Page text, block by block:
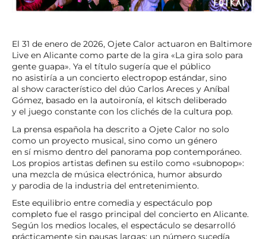
El 31 de enero de 2026, Ojete Calor actuaron en Baltimore
Live en Alicante como parte de la gira «La gira solo para
gente guapa». Ya el título sugería que el público
no asistiría a un concierto electropop estándar, sino
al show característico del dúo Carlos Areces y Aníbal
Gómez, basado en la autoironía, el kitsch deliberado
y el juego constante con los clichés de la cultura pop.
La prensa española ha descrito a Ojete Calor no solo
como un proyecto musical, sino como un género
en sí mismo dentro del panorama pop contemporáneo.
Los propios artistas definen su estilo como «subnopop»:
una mezcla de música electrónica, humor absurdo
y parodia de la industria del entretenimiento.
Este equilibrio entre comedia y espectáculo pop
completo fue el rasgo principal del concierto en Alicante.
Según los medios locales, el espectáculo se desarrolló
prácticamente sin pausas largas: un número sucedía